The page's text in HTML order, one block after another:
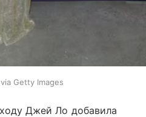
Getty Images
Джей Ло добавила